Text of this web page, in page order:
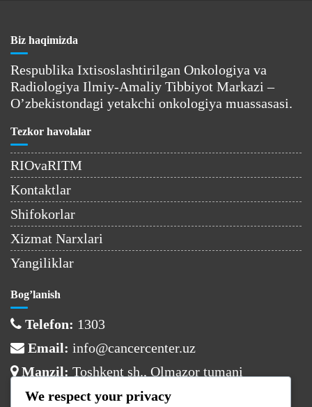
Biz haqimizda
Respublika Ixtisoslashtirilgan Onkologiya va
Radiologiya Ilmiy-Amaliy Tibbiyot Markazi –
O’zbekistondagi yetakchi onkologiya muassasasi.
Tezkor havolalar
RIOvaRITM
Kontaktlar
Shifokorlar
Xizmat Narxlari
Yangiliklar
Bog’lanish
Telefon: 1303
Email: info@cancercenter.uz
Manzil: Toshkent sh., Olmazor tumani
Ish vaqti
We respect your privacy